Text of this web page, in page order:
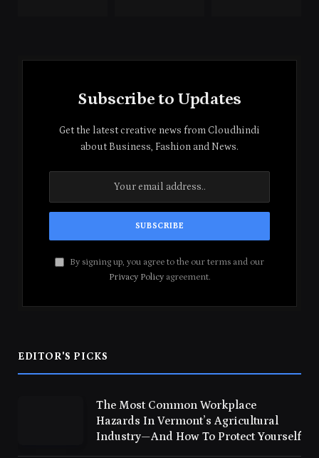
Subscribe to Updates
Get the latest creative news from Cloudhindi
about Business, Fashion and News.
By signing up, you agree to the our terms and our
Privacy Policyagreement.
EDITOR'S PICKS
The Most Common Workplace
Hazards In Vermont’s Agricultural
Industry—And How To Protect Yourself